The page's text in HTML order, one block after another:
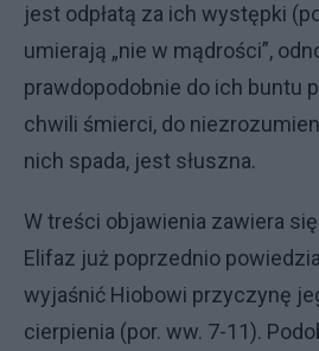
jest odpłatą za ich wy­stępki
umie­rają „nie w mądrości”,
prawdopodobnie do ich buntu
chwili śmierci, do
nich spada, jest słuszna.
W treści objawienia zawiera
Elifaz już poprzednio
wyjaśnić Hiobowi przyczynę
cierpienia (por. ww. 7-11).